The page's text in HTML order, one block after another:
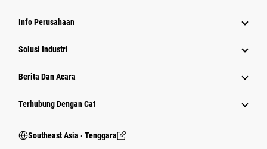
Info Perusahaan
Solusi Industri
Berita Dan Acara
Terhubung Dengan Cat
Southeast Asia ‧ Tenggara